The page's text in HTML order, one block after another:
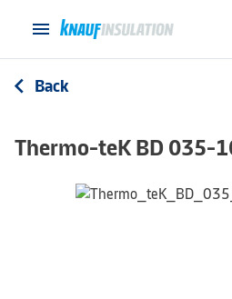
menu
arrow_back_ios Back
Thermo-teK BD 035-